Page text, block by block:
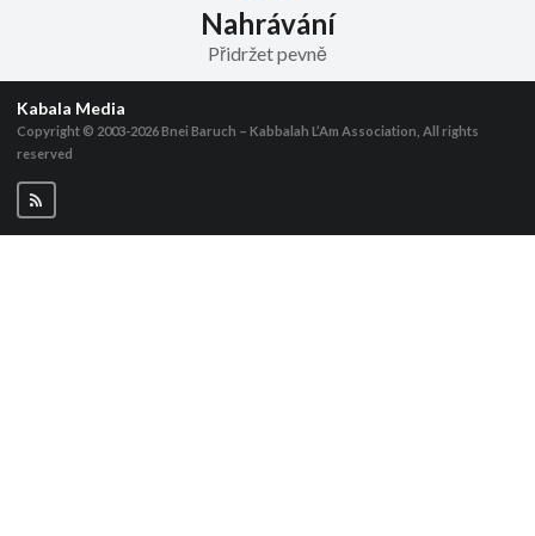
Nahrávání
Přidržet pevně
Kabala Media
Copyright © 2003-2026Bnei Baruch – Kabbalah L’Am Association, All rights
reserved